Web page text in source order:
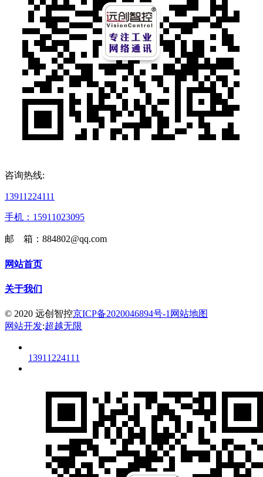
咨询热线:
13911224111
手机：15911023095
邮 箱：884802@qq.com
网站首页
关于我们
© 2020 远创智控京ICP备2020046894号-1 网站地图
网站开发:超越无限
13911224111